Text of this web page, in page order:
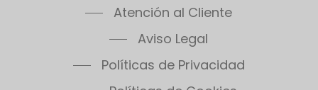
Atención al Cliente
Aviso Legal
Políticas de Privacidad